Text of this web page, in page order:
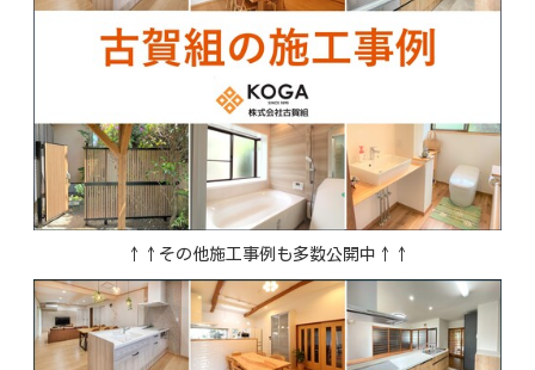
↑↑その他施工事例も多数公開中↑↑